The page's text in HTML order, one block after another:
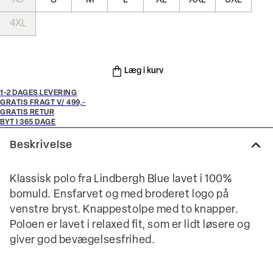
4XL
Læg i kurv
1-2 DAGES LEVERING
GRATIS FRAGT V/ 499,-
GRATIS RETUR
BYT I 365 DAGE
Beskrivelse
Klassisk polo fra Lindbergh Blue lavet i 100%
bomuld. Ensfarvet og med broderet logo på
venstre bryst. Knappestolpe med to knapper.
Poloen er lavet i relaxed fit, som er lidt løsere og
giver god bevægelsesfrihed.